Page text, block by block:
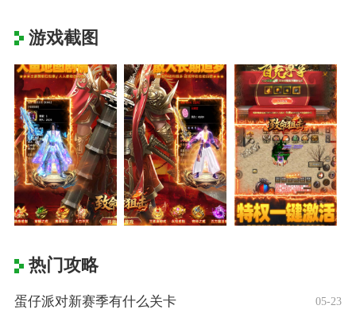
游戏截图
热门攻略
蛋仔派对新赛季有什么关卡 05-23